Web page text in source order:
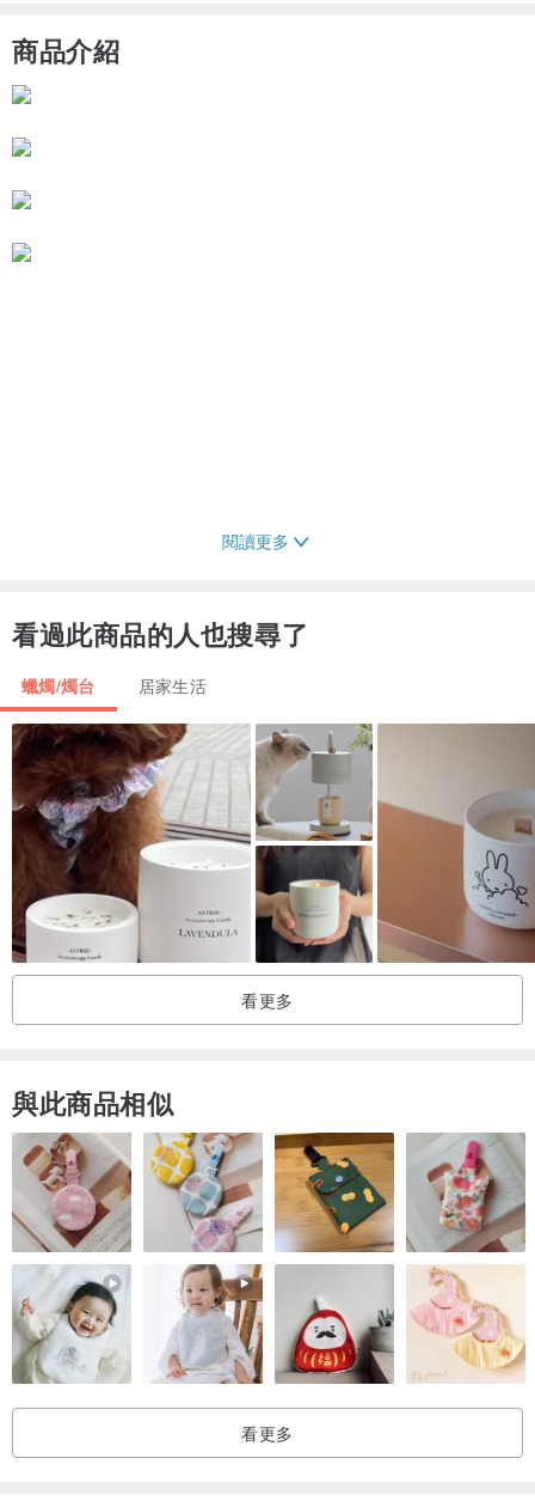
商品介紹
閱讀更多
看過此商品的人也搜尋了
蠟燭/燭台 居家生活
看更多
與此商品相似
看更多